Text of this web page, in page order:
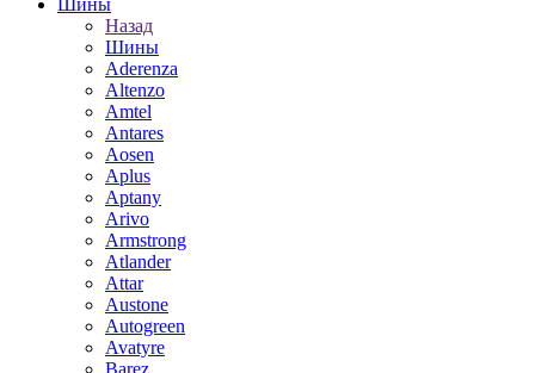
Шины
Назад
Шины
Aderenza
Altenzo
Amtel
Antares
Aosen
Aplus
Aptany
Arivo
Armstrong
Atlander
Attar
Austone
Autogreen
Avatyre
Barez